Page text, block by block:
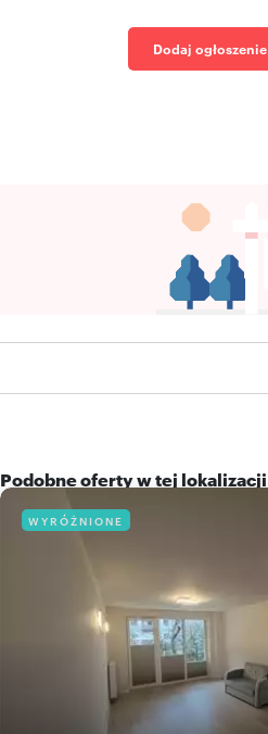
Dodaj ogłoszenie
Podobne oferty w tej lokalizacji
WYRÓŻNIONE